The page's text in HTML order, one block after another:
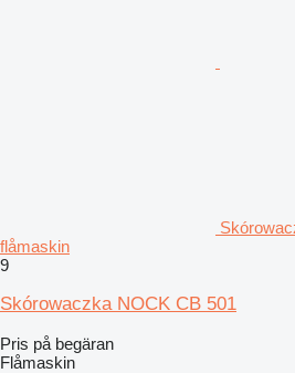
flåmaskin
9
Skórowaczka NOCK CB 501
Pris på begäran
Flåmaskin